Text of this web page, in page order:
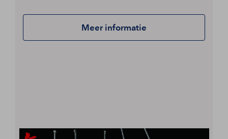
Meer informatie